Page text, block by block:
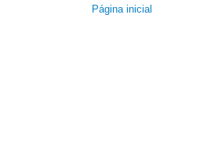
Página inicial